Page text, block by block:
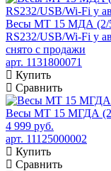
Весы МТ 15 МДА (2/
RS232/USB/Wi-Fi у
снято с продажи
арт. 1131800071
Купить
Сравнить
Весы МТ 15 МГДА (2/
4 999 руб.
арт. 11125000002
Купить
Сравнить